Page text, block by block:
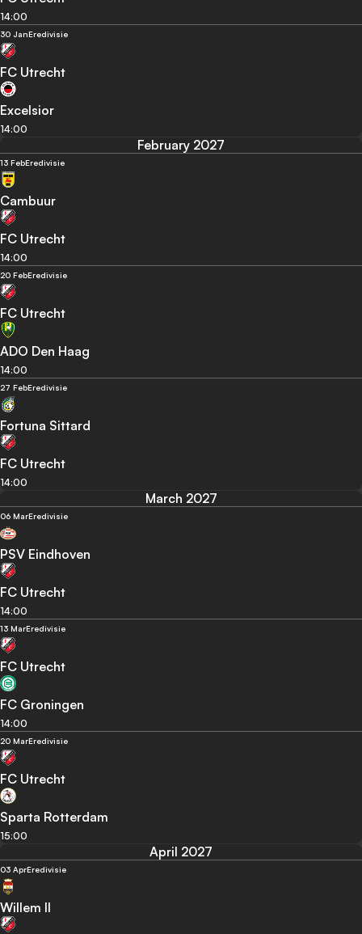
14:00
30 JanEredivisie
FC Utrecht
Excelsior
14:00
February 2027
13 FebEredivisie
Cambuur
FC Utrecht
14:00
20 FebEredivisie
FC Utrecht
ADO Den Haag
14:00
27 FebEredivisie
Fortuna Sittard
FC Utrecht
14:00
March 2027
06 MarEredivisie
PSV Eindhoven
FC Utrecht
14:00
13 MarEredivisie
FC Utrecht
FC Groningen
14:00
20 MarEredivisie
FC Utrecht
Sparta Rotterdam
15:00
April 2027
03 AprEredivisie
Willem II